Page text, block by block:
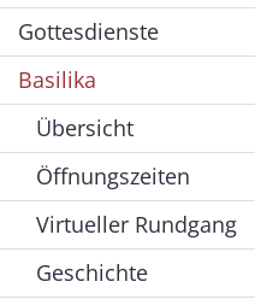
Gottesdienste
Basilika
Übersicht
Öffnungszeiten
Virtueller Rundgang
Geschichte